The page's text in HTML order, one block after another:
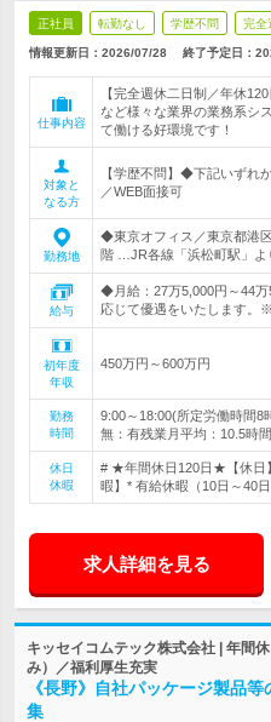
正社員 転勤なし 学歴不問 完全
情報更新日：2026/07/28 終了予定日：
仕事内容
【完全週休二日制／年休
など様々な業界の業務系シ
て働ける好環境です！
対象と
なる方
【学歴不問】◆下記いずれ
／WEB面接可
勤務地
◆東京オフィス／東京都港
階 …JR各線「浜松町駅」よ
給与
◆月給：27万5,000円～44
応じて優遇をいたします。
初年度
年収
450万円～600万円
勤務
時間
9:00～18:00(所定労働時間8
無：有残業月平均：10.5時
休日
休暇
# ★年間休日120日★【休日
暇】* 有給休暇（10日～40
求人詳細を見る
キッセイコムテック株式会社 | 年間
み）／福利厚生充実
《長野》自社パッケージ製品
集